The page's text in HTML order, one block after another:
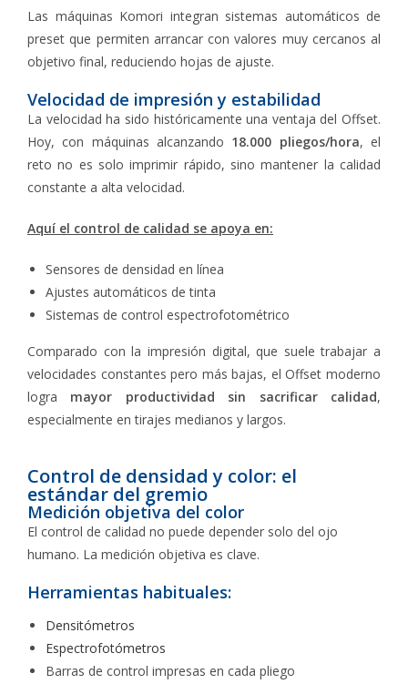
Las máquinas Komori integran sistemas automáticos de
preset que permiten arrancar con valores muy cercanos al
objetivo final, reduciendo hojas de ajuste.
Velocidad de impresión y estabilidad
La velocidad ha sido históricamente una ventaja del Offset.
Hoy, con máquinas alcanzando 18.000 pliegos/hora, el
reto no es solo imprimir rápido, sino mantener la calidad
constante a alta velocidad.
Aquí el control de calidad se apoya en:
Sensores de densidad en línea
Ajustes automáticos de tinta
Sistemas de control espectrofotométrico
Comparado con la impresión digital, que suele trabajar a
velocidades constantes pero más bajas, el Offset moderno
logra mayor productividad sin sacrificar calidad,
especialmente en tirajes medianos y largos.
Control de densidad y color: el
estándar del gremio
Medición objetiva del color
El control de calidad no puede depender solo del ojo
humano. La medición objetiva es clave.
Herramientas habituales:
Densitómetros
Espectrofotómetros
Barras de control impresas en cada pliego